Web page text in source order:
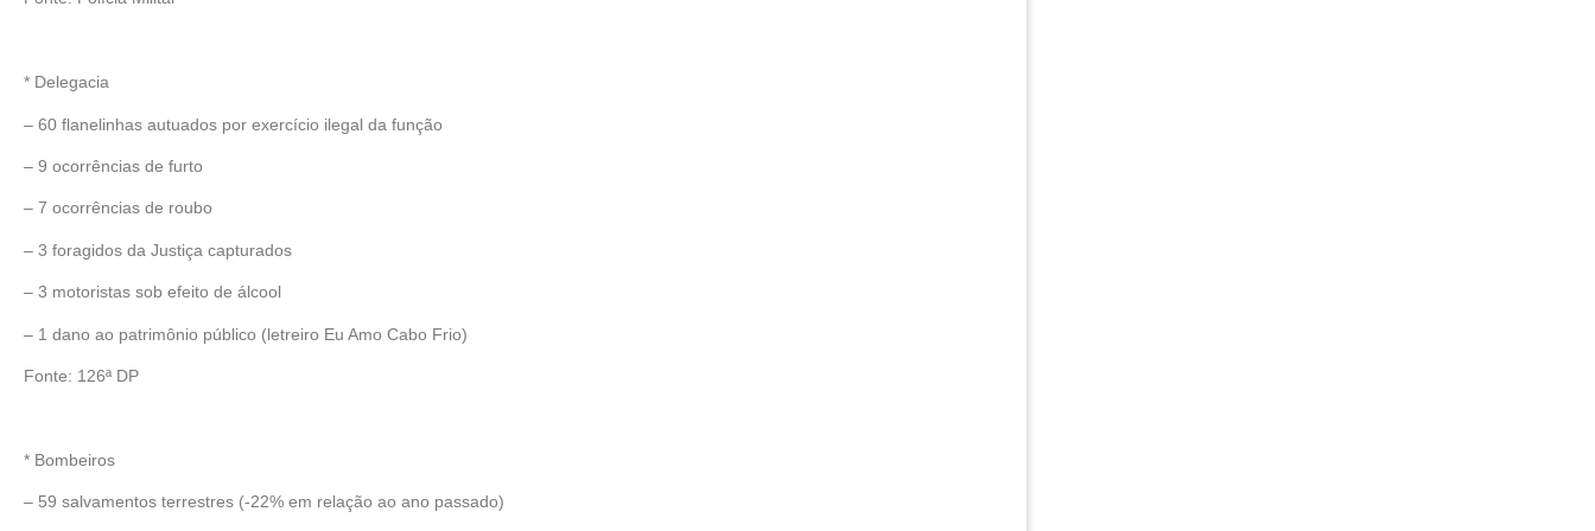
* Delegacia
– 60 flanelinhas autuados por exercício ilegal da função
– 9 ocorrências de furto
– 7 ocorrências de roubo
– 3 foragidos da Justiça capturados
– 3 motoristas sob efeito de álcool
– 1 dano ao patrimônio público (letreiro Eu Amo Cabo Frio)
Fonte: 126ª DP
* Bombeiros
– 59 salvamentos terrestres (-22% em relação ao ano passado)